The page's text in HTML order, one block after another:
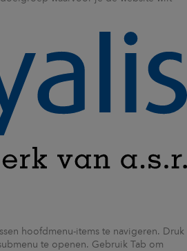
hoofdmenu-items te navigeren. Druk
te openen. Gebruik Tab om